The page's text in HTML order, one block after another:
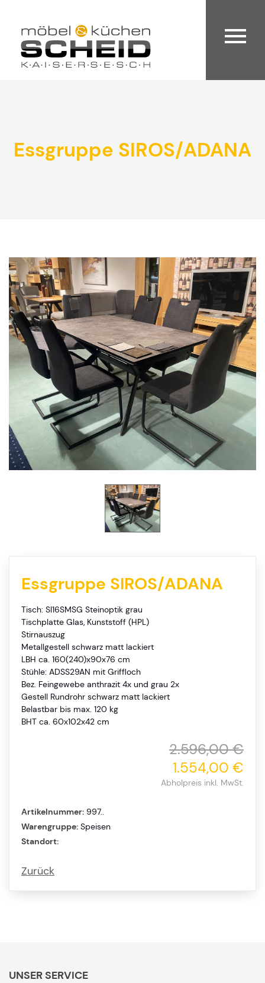
Essgruppe SIROS/ADANA
Essgruppe SIROS/ADANA
Tisch: SI16SMSG Steinoptik grau
Tischplatte Glas, Kunststoff (HPL)
Stirnauszug
Metallgestell schwarz matt lackiert
LBH ca. 160(240)x90x76 cm
Stühle: ADSS29AN mit Griffloch
Bez. Feingewebe anthrazit 4x und grau 2x
Gestell Rundrohr schwarz matt lackiert
Belastbar bis max. 120 kg
BHT ca. 60x102x42 cm
2.596,00 €
1.554,00 €
Abholpreis inkl. MwSt.
Artikelnummer: 997..
Warengruppe: Speisen
Standort:
Zurück
UNSER SERVICE